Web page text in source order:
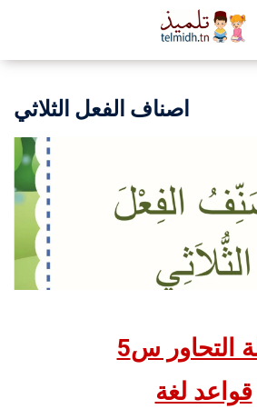
اصناف الفعل الثلاثي
التحاور س5
قواعد لغة